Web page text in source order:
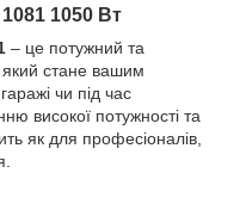
1050 Вт
– це потужний та
який стане вашим
чи під час
високої потужності та
як для професіоналів,